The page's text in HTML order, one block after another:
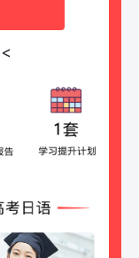
<